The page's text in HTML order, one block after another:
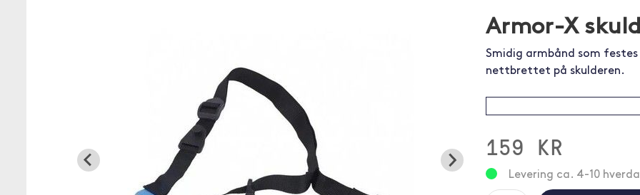
Armor-X
Smidig armbånd som
nettbrettet på skulderen.
159 KR
Levering ca. 4-10